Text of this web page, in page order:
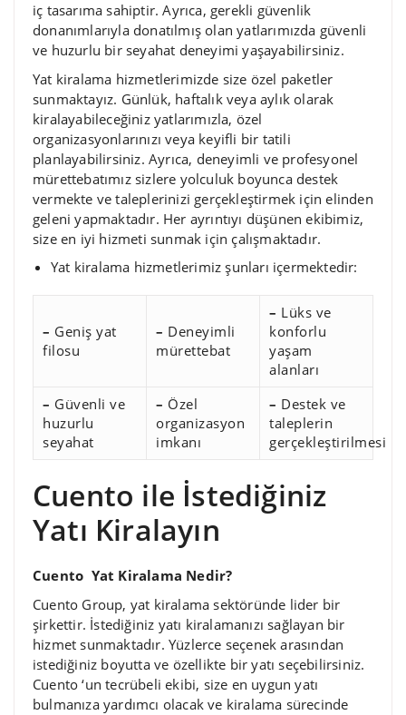
iç tasarıma sahiptir. Ayrıca, gerekli güvenlik
donanımlarıyla donatılmış olan yatlarımızda güvenli
ve huzurlu bir seyahat deneyimi yaşayabilirsiniz.
Yat kiralama hizmetlerimizde size özel paketler
sunmaktayız. Günlük, haftalık veya aylık olarak
kiralayabileceğiniz yatlarımızla, özel
organizasyonlarınızı veya keyifli bir tatili
planlayabilirsiniz. Ayrıca, deneyimli ve profesyonel
mürettebatımız sizlere yolculuk boyunca destek
vermekte ve taleplerinizi gerçekleştirmek için elinden
geleni yapmaktadır. Her ayrıntıyı düşünen ekibimiz,
size en iyi hizmeti sunmak için çalışmaktadır.
Yat kiralama hizmetlerimiz şunları içermektedir:
– Geniş yat
filosu
– Deneyimli
mürettebat
– Lüks ve
konforlu
yaşam
alanları
– Güvenli ve
huzurlu
seyahat
– Özel
organizasyon
imkanı
– Destek ve
taleplerin
gerçekleştirilmesi
Cuento ile İstediğiniz
Yatı Kiralayın
Cuento Yat Kiralama Nedir?
Cuento Group, yat kiralama sektöründe lider bir
şirkettir. İstediğiniz yatı kiralamanızı sağlayan bir
hizmet sunmaktadır. Yüzlerce seçenek arasından
istediğiniz boyutta ve özellikte bir yatı seçebilirsiniz.
Cuento ‘un tecrübeli ekibi, size en uygun yatı
bulmanıza yardımcı olacak ve kiralama sürecinde